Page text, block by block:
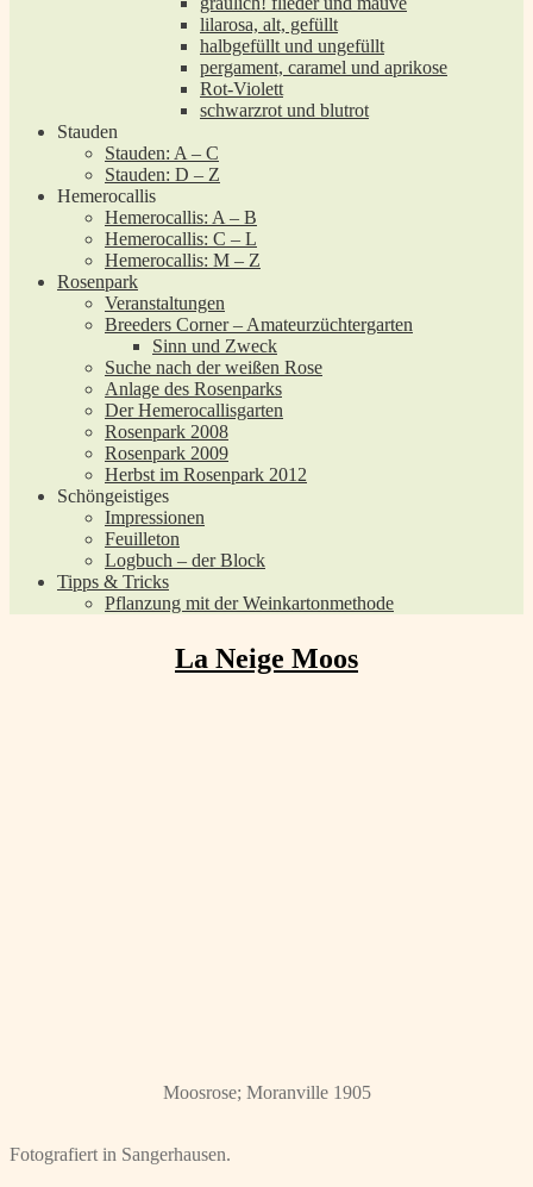
lilarosa, alt, gefüllt
halbgefüllt und ungefüllt
pergament, caramel und aprikose
Rot-Violett
schwarzrot und blutrot
Stauden
Stauden: A – C
Stauden: D – Z
Hemerocallis
Hemerocallis: A – B
Hemerocallis: C – L
Hemerocallis: M – Z
Rosenpark
Veranstaltungen
Breeders Corner – Amateurzüchtergarten
Sinn und Zweck
Suche nach der weißen Rose
Anlage des Rosenparks
Der Hemerocallisgarten
Rosenpark 2008
Rosenpark 2009
Herbst im Rosenpark 2012
Schöngeistiges
Impressionen
Feuilleton
Logbuch – der Block
Tipps & Tricks
Pflanzung mit der Weinkartonmethode
La Neige Moos
Moosrose; Moranville 1905
Fotografiert in Sangerhausen.